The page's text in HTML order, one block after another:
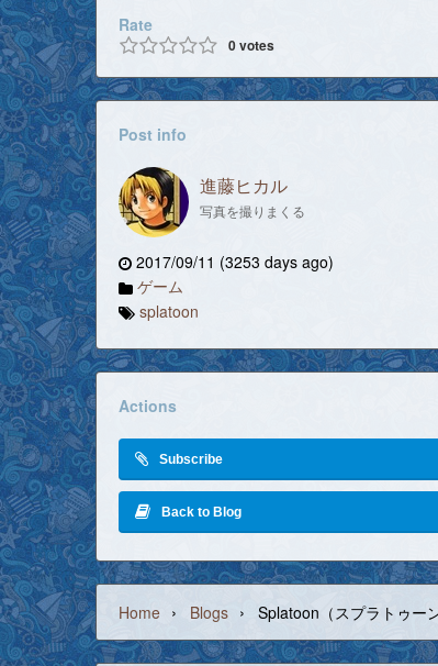
Rate
0votes
Post info
進藤ヒカル
写真を撮りまくる
2017/09/11 (3253 days ago)
ゲーム
splatoon
Actions
Subscribe
Back to Blog
Home › Blogs › Splatoon（スプラトゥー